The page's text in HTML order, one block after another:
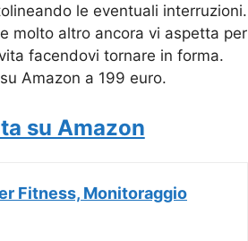
le eventuali interruzioni.
molto altro ancora vi aspetta per
facendovi tornare in forma.
Amazon a 199 euro.
su Amazon
Fitness, Monitoraggio